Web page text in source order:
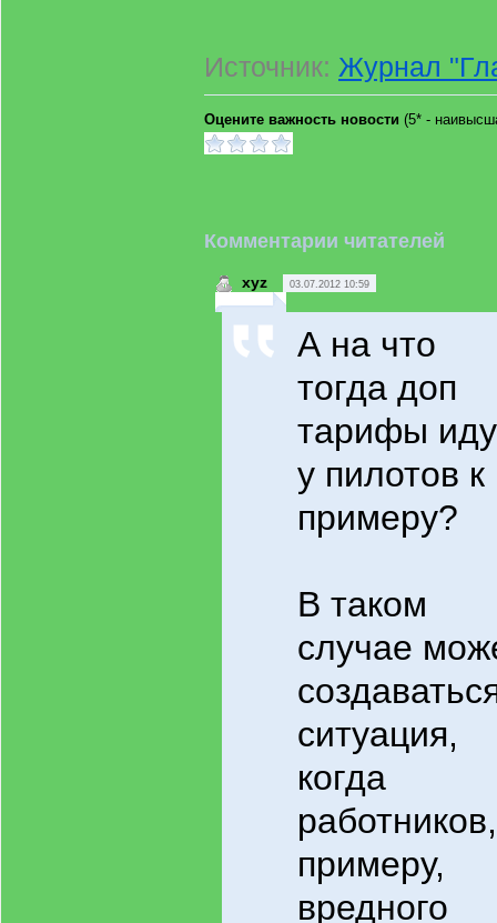
Источник: Журнал
Оцените важность новости (5* -
Комментарии читателей
xyz 03.07.2012 10:59
А на что
тогда доп
тарифы
у пилотов к
примеру?
В таком
случае
ситуация,
когда
примеру,
вредного